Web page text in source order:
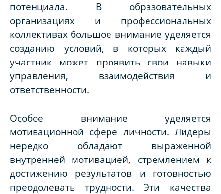
потенциала. В образовательных
организациях и профессиональных
коллективах большое внимание уделяется
созданию условий, в которых каждый
участник может проявить свои навыки
управления, взаимодействия и
ответственности.
Особое внимание уделяется
мотивационной сфере личности. Лидеры
нередко обладают выраженной
внутренней мотивацией, стремлением к
достижению результатов и готовностью
преодолевать трудности. Эти качества